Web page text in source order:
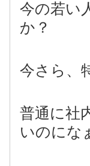
今の若い
か？
今さら、
普通に社
いのにな